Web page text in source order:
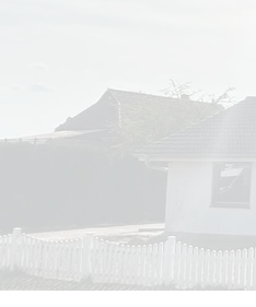
Anzeige aufgeben